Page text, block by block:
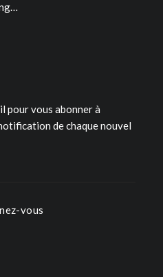
pour vous abonner à
de chaque nouvel
vous